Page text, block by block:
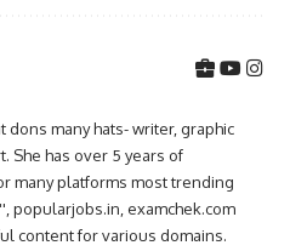
dons many hats- writer, graphic
She has over 5 years of
many platforms most trending
popularjobs.in, examchek.com
content for various domains.